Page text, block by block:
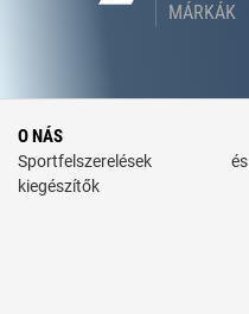
MÁRKÁK
O NÁS
Sportfelszerelések és
kiegészítők